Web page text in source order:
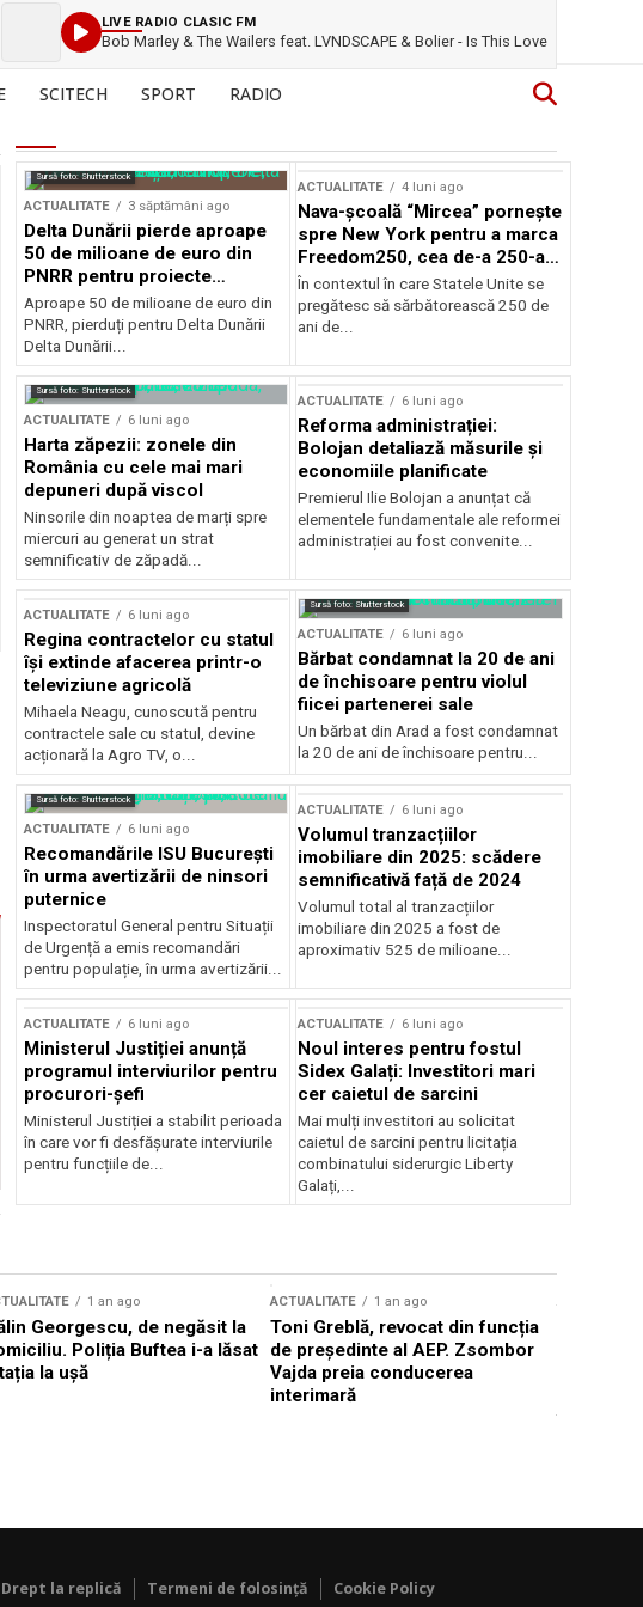
LIVE RADIO CLASIC FM
Bob Marley & The Wailers feat. LVNDSCAPE & Bolier - Is This Love
SCITECH SPORT RADIO
Sursă foto: Shutterstock
ACTUALITATE 3 săptămâni ago
Delta Dunării pierde aproape
50 de milioane de euro din
PNRR pentru proiecte
esențiale
Aproape 50 de milioane de euro din
PNRR, pierduți pentru Delta Dunării
Delta Dunării...
ACTUALITATE 4 luni ago
Nava-școală “Mircea” pornește
spre New York pentru a marca
Freedom250, cea de-a 250-a
aniversare a Statelor Unite
În contextul în care Statele Unite se
pregătesc să sărbătorească 250 de
ani de...
Sursă foto: Shutterstock
ACTUALITATE 6 luni ago
Harta zăpezii: zonele din
România cu cele mai mari
depuneri după viscol
Ninsorile din noaptea de marți spre
miercuri au generat un strat
semnificativ de zăpadă...
ACTUALITATE 6 luni ago
Reforma administrației:
Bolojan detaliază măsurile și
economiile planificate
Premierul Ilie Bolojan a anunțat că
elementele fundamentale ale reformei
administrației au fost convenite...
ACTUALITATE 6 luni ago
Regina contractelor cu statul
își extinde afacerea printr-o
televiziune agricolă
Mihaela Neagu, cunoscută pentru
contractele sale cu statul, devine
acționară la Agro TV, o...
Sursă foto: Shutterstock
ACTUALITATE 6 luni ago
Bărbat condamnat la 20 de ani
de închisoare pentru violul
fiicei partenerei sale
Un bărbat din Arad a fost condamnat
la 20 de ani de închisoare pentru...
Sursă foto: Shutterstock
ACTUALITATE 6 luni ago
Recomandările ISU București
în urma avertizării de ninsori
puternice
Inspectoratul General pentru Situații
de Urgență a emis recomandări
pentru populație, în urma avertizării...
ACTUALITATE 6 luni ago
Volumul tranzacțiilor
imobiliare din 2025: scădere
semnificativă față de 2024
Volumul total al tranzacțiilor
imobiliare din 2025 a fost de
aproximativ 525 de milioane...
ACTUALITATE 6 luni ago
Ministerul Justiției anunță
programul interviurilor pentru
procurori-șefi
Ministerul Justiției a stabilit perioada
în care vor fi desfășurate interviurile
pentru funcțiile de...
ACTUALITATE 6 luni ago
Noul interes pentru fostul
Sidex Galați: Investitori mari
cer caietul de sarcini
Mai mulți investitori au solicitat
caietul de sarcini pentru licitația
combinatului siderurgic Liberty
Galați,...
1 an ago
Georgescu, de negăsit la
Poliția Buftea i-a lăsat
la ușă
ACTUALITATE 1 an ago
Toni Greblă, revocat din funcția
de președinte al AEP. Zsombor
Vajda preia conducerea
interimară
Drept la replică Termeni de folosință Cookie Policy